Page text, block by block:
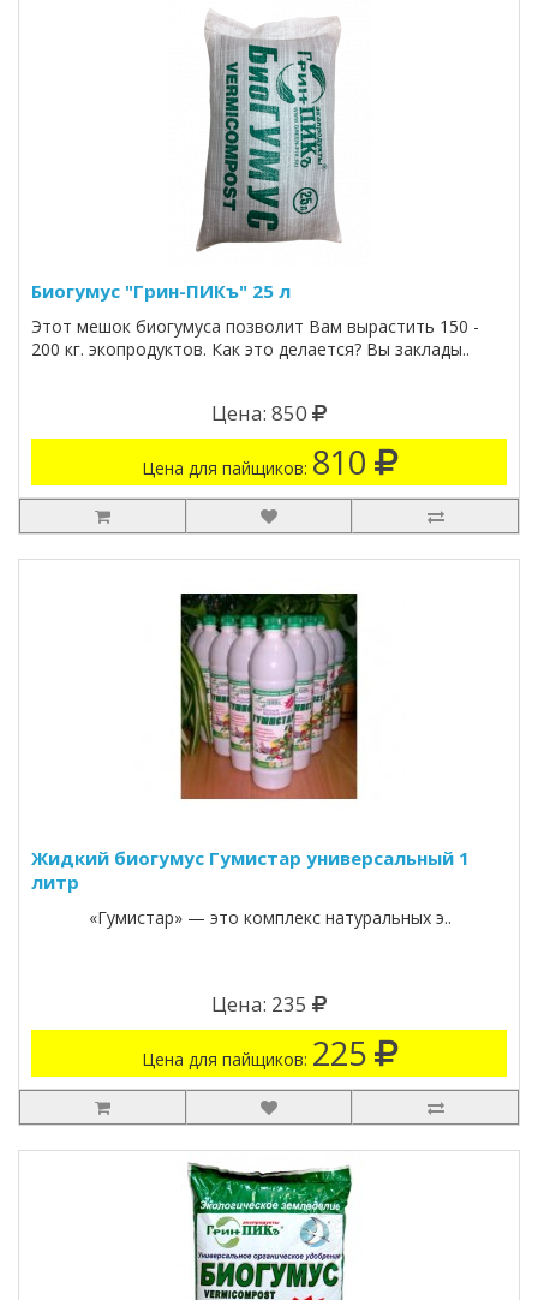
Биогумус "Грин-ПИКъ" 25 л
Этот мешок биогумуса позволит Вам вырастить 150 -
200 кг. экопродуктов. Как это делается? Вы заклады..
Цена: 850
Цена для пайщиков: 810
Жидкий биогумус Гумистар универсальный 1
литр
«Гумистар» — это комплекс натуральных э..
Цена: 235
Цена для пайщиков: 225